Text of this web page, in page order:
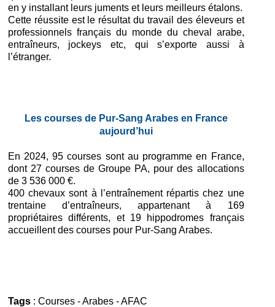
en y installant leurs juments et leurs meilleurs étalons.
Cette réussite est le résultat du travail des éleveurs et
professionnels français du monde du cheval arabe,
entraîneurs, jockeys etc, qui s’exporte aussi à
l’étranger.
Les courses de Pur-Sang Arabes en France
aujourd’hui
En 2024, 95 courses sont au programme en France,
dont 27 courses de Groupe PA, pour des allocations
de 3 536 000 €.
400 chevaux sont à l’entraînement répartis chez une
trentaine d’entraîneurs, appartenant à 169
propriétaires différents, et 19 hippodromes français
accueillent des courses pour Pur-Sang Arabes.
Tags: Courses-Arabes-AFAC